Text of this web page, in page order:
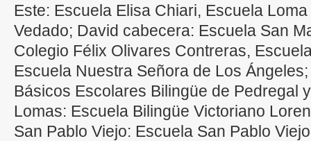
Este: Escuela Elisa Chiari, Escuela
Vedado; David cabecera: Escuela San
Colegio Félix Olivares Contreras,
Escuela Nuestra Señora de Los
Básicos Escolares Bilingüe de Pedregal
Lomas: Escuela Bilingüe Victoriano
San Pablo Viejo: Escuela San Pablo